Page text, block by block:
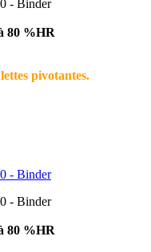
- Binder
80 %HR
pivotantes.
- Binder
- Binder
80 %HR